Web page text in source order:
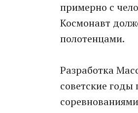
примерно с
Космонавт
полотенцами.
Разработка
советские годы